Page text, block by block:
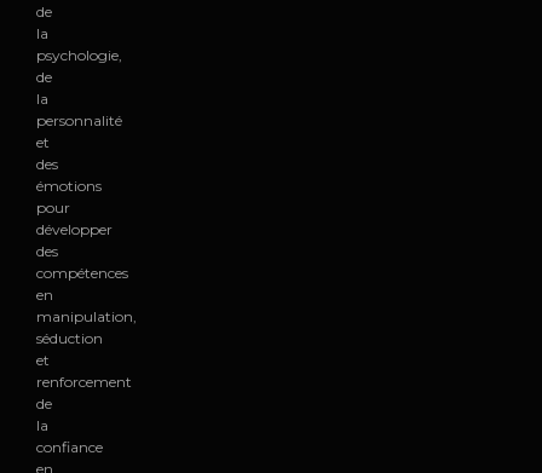
de
la
psychologie,
de
la
personnalité
et
des
émotions
pour
développer
des
compétences
en
manipulation,
séduction
et
renforcement
de
la
confiance
en